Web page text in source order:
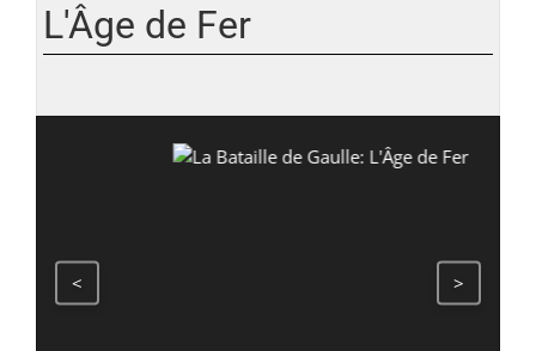
L'Âge de Fer
< >